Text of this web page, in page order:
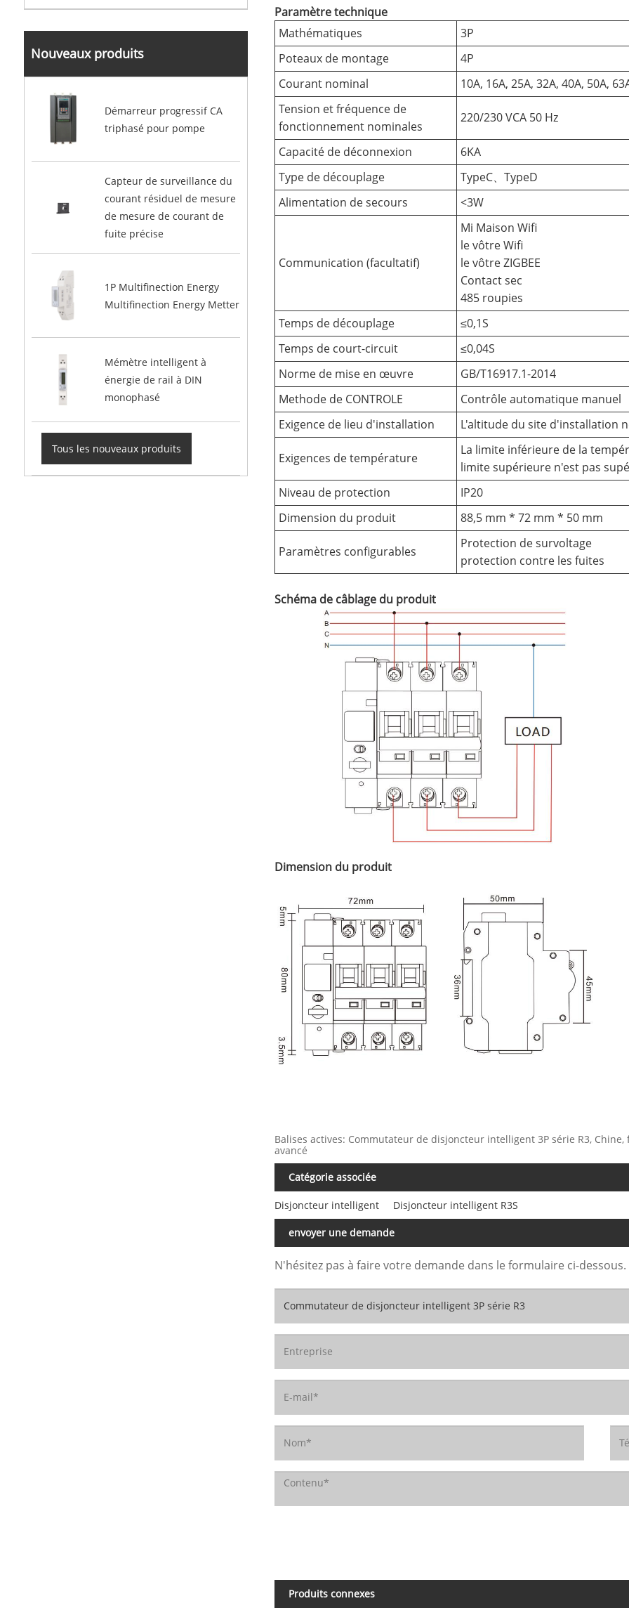
Nouveaux produits
Démarreur progressif CA
triphasé pour pompe
Capteur de surveillance du
courant résiduel de mesure
de mesure de courant de
fuite précise
1P Multifinection Energy
Multifinection Energy Metter
Mémètre intelligent à
énergie de rail à DIN
monophasé
Tous les nouveaux produits
Paramètre technique
Mathématiques
3P
Poteaux de montage
4P
Courant nominal
10A, 16A, 25A, 32A, 40A, 50A,
Tension et fréquence de
fonctionnement nominales
220/230 VCA 50 Hz
Capacité de déconnexion
6KA
Type de découplage
TypeC、TypeD
Alimentation de secours
<3W
Communication (facultatif)
Mi Maison Wifi
le vôtre Wifi
le vôtre ZIGBEE
Contact sec
485 roupies
Temps de découplage
≤0,1S
Temps de court-circuit
≤0,04S
Norme de mise en œuvre
GB/T16917.1-2014
Methode de CONTROLE
Contrôle automatique manuel
Exigence de lieu d'installation
L'altitude du site d'installation
Exigences de température
La limite inférieure de la
limite supérieure n'est pas
Niveau de protection
IP20
Dimension du produit
88,5 mm * 72 mm * 50 mm
Paramètres configurables
Protection de survoltage
protection contre les fuites
Schéma de câblage du produit
Dimension du produit
Balises actives: Commutateur de disjoncteur intelligent 3P série R3,
avancé
Catégorie associée
Disjoncteur intelligent Disjoncteur intelligent R3S
envoyer une demande
N'hésitez pas à faire votre demande dans le formulaire ci-
Produits connexes